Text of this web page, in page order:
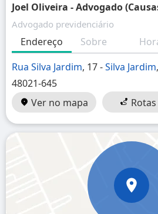
Joel Oliveira - Advogado
Advogado previdenciário
Endereço Sobre
Rua Silva Jardim, 17 -Silva Jardim
48021-645
Ver no mapa
Rotas